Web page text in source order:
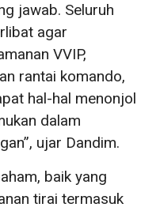
jawab. Seluruh
agar
VVIP,
rantai komando,
hal-hal menonjol
dalam
ujar Dandim.
baik yang
tirai termasuk